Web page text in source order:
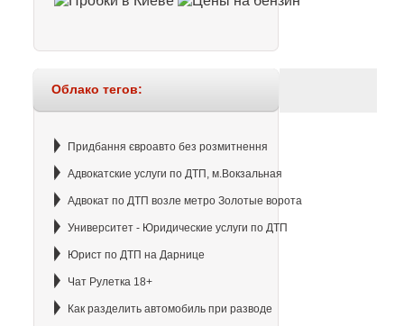
Облако тегов:
Придбання євроавто без розмитнення
Адвокатские услуги по ДТП, м.Вокзальная
Адвокат по ДТП возле метро Золотые ворота
Университет - Юридические услуги по ДТП
Юрист по ДТП на Дарнице
Чат Рулетка 18+
Как разделить автомобиль при разводе